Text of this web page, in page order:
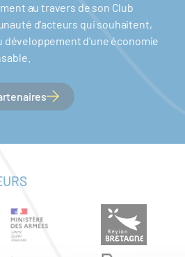
au travers de son Club
d'acteurs qui souhaitent,
développement d'une économie